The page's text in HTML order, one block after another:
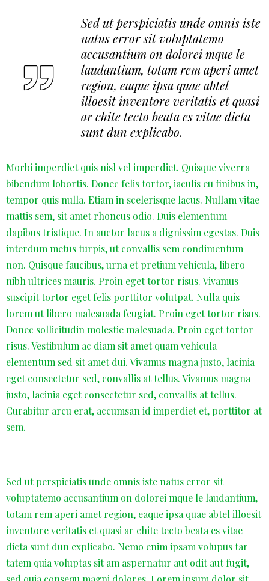
Sed ut perspiciatis unde omnis iste
natus error sit voluptatemo
accusantium on dolorei mque le
laudantium, totam rem aperi amet
region, eaque ipsa quae abtel
illoesit inventore veritatis et quasi
ar chite tecto beata es vitae dicta
sunt dun explicabo.
Morbi imperdiet quis nisl vel imperdiet. Quisque viverra
bibendum lobortis. Donec felis tortor, iaculis eu finibus in,
tempor quis nulla. Etiam in scelerisque lacus. Nullam vitae
mattis sem, sit amet rhoncus odio. Duis elementum
dapibus tristique. In auctor lacus a dignissim egestas. Duis
interdum metus turpis, ut convallis sem condimentum
non. Quisque faucibus, urna et pretium vehicula, libero
nibh ultrices mauris. Proin eget tortor risus. Vivamus
suscipit tortor eget felis porttitor volutpat. Nulla quis
lorem ut libero malesuada feugiat. Proin eget tortor risus.
Donec sollicitudin molestie malesuada. Proin eget tortor
risus. Vestibulum ac diam sit amet quam vehicula
elementum sed sit amet dui. Vivamus magna justo, lacinia
eget consectetur sed, convallis at tellus. Vivamus magna
justo, lacinia eget consectetur sed, convallis at tellus.
Curabitur arcu erat, accumsan id imperdiet et, porttitor at
sem.
Sed ut perspiciatis unde omnis iste natus error sit
voluptatemo accusantium on dolorei mque le laudantium,
totam rem aperi amet region, eaque ipsa quae abtel illoesit
inventore veritatis et quasi ar chite tecto beata es vitae
dicta sunt dun explicabo. Nemo enim ipsam volupus tar
tatem quia voluptas sit am aspernatur aut odit aut fugit,